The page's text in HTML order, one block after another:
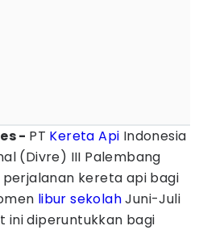
- PT Kereta Api Indonesia
(Divre) III Palembang
kereta api bagi
libur sekolahJuni-Juli
ini diperuntukkan bagi